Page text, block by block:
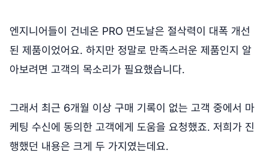
엔지니어들이 건네온 PRO 면도날은 절삭력이 대폭 개선
된 제품이었어요. 하지만 정말로 만족스러운 제품인지 알
아보려면 고객의 목소리가 필요했습니다.
그래서 최근 6개월 이상 구매 기록이 없는 고객 중에서 마
케팅 수신에 동의한 고객에게 도움을 요청했죠. 저희가 진
행했던 내용은 크게 두 가지였는데요.